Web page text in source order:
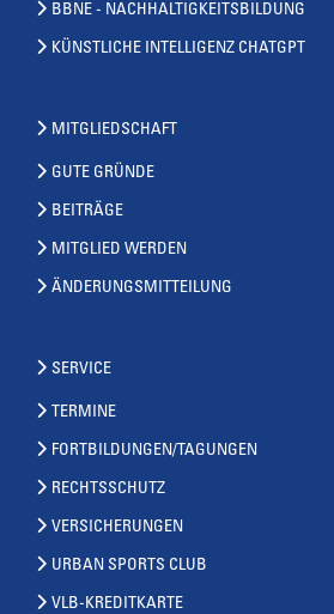
BBNE - NACHHALTIGKEITSBILDUNG
KÜNSTLICHE INTELLIGENZ CHATGPT
MITGLIEDSCHAFT
GUTE GRÜNDE
BEITRÄGE
MITGLIED WERDEN
ÄNDERUNGSMITTEILUNG
SERVICE
TERMINE
FORTBILDUNGEN/TAGUNGEN
RECHTSSCHUTZ
VERSICHERUNGEN
URBAN SPORTS CLUB
VLB-KREDITKARTE